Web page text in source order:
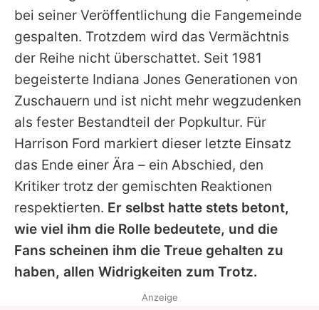
bei seiner Veröffentlichung die Fangemeinde
gespalten. Trotzdem wird das Vermächtnis
der Reihe nicht überschattet. Seit 1981
begeisterte Indiana Jones Generationen von
Zuschauern und ist nicht mehr wegzudenken
als fester Bestandteil der Popkultur. Für
Harrison Ford markiert dieser letzte Einsatz
das Ende einer Ära – ein Abschied, den
Kritiker trotz der gemischten Reaktionen
respektierten. Er selbst hatte stets betont,
wie viel ihm die Rolle bedeutete, und die
Fans scheinen ihm die Treue gehalten zu
haben, allen Widrigkeiten zum Trotz.
Anzeige